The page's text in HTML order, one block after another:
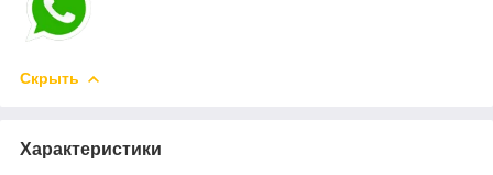
Скрыть
Характеристики